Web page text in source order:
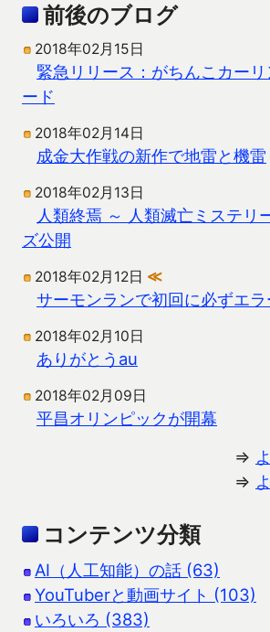
前後のブログ
2018年02月15日
緊急リリース：がちんこカー
ード
2018年02月14日
成金大作戦の新作で地雷と機雷
2018年02月13日
人類終焉 ～ 人類滅亡ミステリ
ズ公開
2018年02月12日 ≪
サーモンランで初回に必ずエラ
2018年02月10日
ありがとうau
2018年02月09日
平昌オリンピックが開幕
⇒
⇒
コンテンツ分類
AI（人工知能）の話 (63)
YouTuberと動画サイト (103)
いろいろ (383)